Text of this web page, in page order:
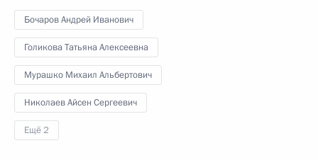
Бочаров Андрей Иванович
Голикова Татьяна Алексеевна
Мурашко Михаил Альбертович
Николаев Айсен Сергеевич
Ещё 2